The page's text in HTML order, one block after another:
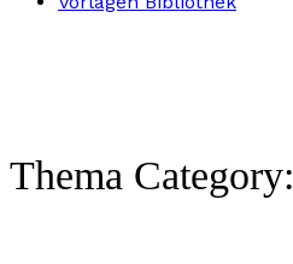
Thema Category: